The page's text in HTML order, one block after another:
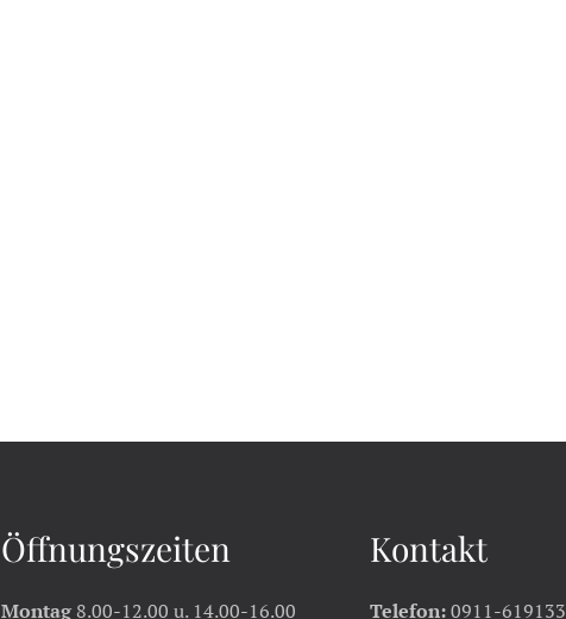
Öffnungszeiten
Montag8.00-12.00 u. 14.00-16.00
Kontakt
Telefon:0911-619133